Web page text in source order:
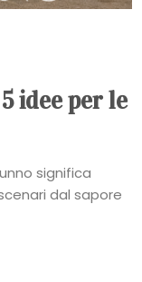
idee per le
significa
dal sapore